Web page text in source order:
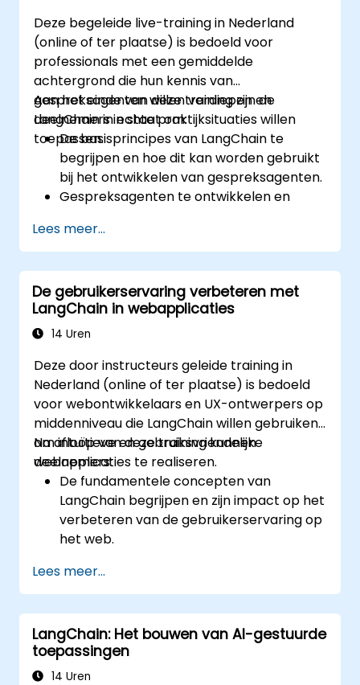
Deze begeleide live-training in Nederland
(online of ter plaatse) is bedoeld voor
professionals met een gemiddelde
achtergrond die hun kennis van
gespreksagenten willen verdiepen en
LangChain in echte praktijksituaties willen
toepassen.
Aan het einde van deze training zijn de
deelnemers in staat om:
De basisprincipes van LangChain te
begrijpen en hoe dit kan worden gebruikt
bij het ontwikkelen van gespreksagenten.
Gespreksagenten te ontwikkelen en
LangChain.
Gespreksagenten te integreren met API’s
en externe diensten.
Natuurlijke taalverwerkingstechnieken
(NLP) toe te passen om de prestaties van
gespreksagenten te verbeteren.
Lees meer...
De gebruikerservaring verbeteren met
LangChain in webapplicaties
14 Uren
Deze door instructeurs geleide training in
Nederland (online of ter plaatse) is bedoeld
voor webontwikkelaars en UX-ontwerpers op
middenniveau die LangChain willen gebruiken
om intuïtieve en gebruiksvriendelijke
webapplicaties te realiseren.
Na afloop van deze training kunnen
deelnemers:
De fundamentele concepten van
LangChain begrijpen en zijn impact op het
verbeteren van de gebruikerservaring op
het web.
implementeren voor dynamische en
responsieve interfaces.
API’s integreren om interactiviteit en
betrokkenheid te verhogen.
De gebruikerservaring optimaliseren
dankzij de geavanceerde
Lees meer...
LangChain: Het bouwen van AI-gestuurde
toepassingen
14 Uren